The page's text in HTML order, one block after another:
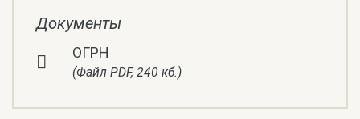
Документы
ОГРН
(Файл PDF, 240 кб.)